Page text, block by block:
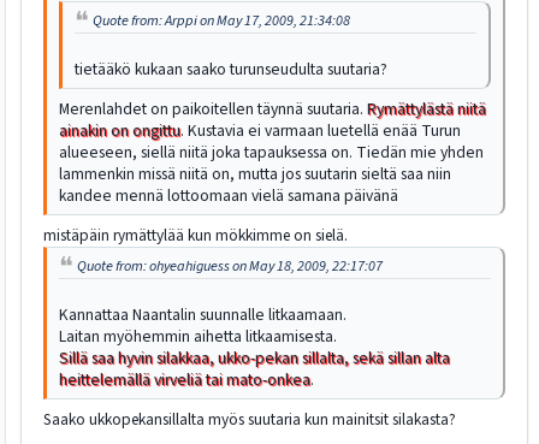
Quote from: Arppi on May 17, 2009, 21:34:08
tietääkö kukaan saako turunseudulta suutaria?
Merenlahdet on paikoitellen täynnä suutaria. Rymättylästä niitä
ainakin on ongittu. Kustavia ei varmaan luetellä enää Turun
alueeseen, siellä niitä joka tapauksessa on. Tiedän mie yhden
lammenkin missä niitä on, mutta jos suutarin sieltä saa niin
kandee mennä lottoomaan vielä samana päivänä
mistäpäin rymättylää kun mökkimme on sielä.
Quote from: ohyeahiguess on May 18, 2009, 22:17:07
Kannattaa Naantalin suunnalle litkaamaan.
Laitan myöhemmin aihetta litkaamisesta.
Sillä saa hyvin silakkaa, ukko-pekan sillalta, sekä sillan alta
heittelemällä virveliä tai mato-onkea.
Saako ukkopekansillalta myös suutaria kun mainitsit silakasta?